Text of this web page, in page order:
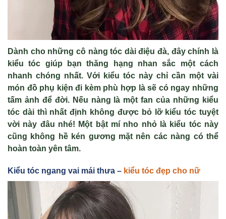
Dành cho những cô nàng tóc dài điệu đà, đây chính là
kiểu tóc giúp bạn thăng hạng nhan sắc một cách
nhanh chóng nhất. Với kiểu tóc này chỉ cần một vài
món đồ phụ kiện đi kèm phù hợp là sẽ có ngay những
tấm ảnh để đời. Nếu nàng là một fan của những kiểu
tóc dài thì nhất định không được bỏ lỡ kiểu tóc tuyệt
vời này đâu nhé! Một bật mí nho nhỏ là kiểu tóc này
cũng không hề kén gương mặt nên các nàng có thể
hoàn toàn yên tâm.
Kiểu tóc ngang vai mái thưa – kiểu tóc đẹp cho nữ